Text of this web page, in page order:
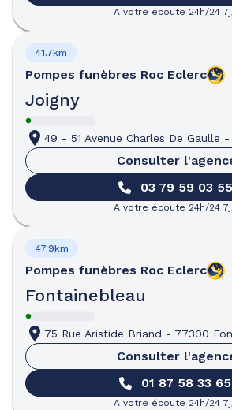
A votre écoute 24h/24
Pompes funèbres Roc Eclerc
Joigny
41.7km
49 - 51 Avenue Charles De Gaulle -
Consulter
03 79 59 03 55
A votre écoute 24h/24
Pompes funèbres Roc Eclerc
Fontainebleau
47.9km
75 Rue Aristide Briand - 77300
Consulter
01 87 58 33 65
A votre écoute 24h/24